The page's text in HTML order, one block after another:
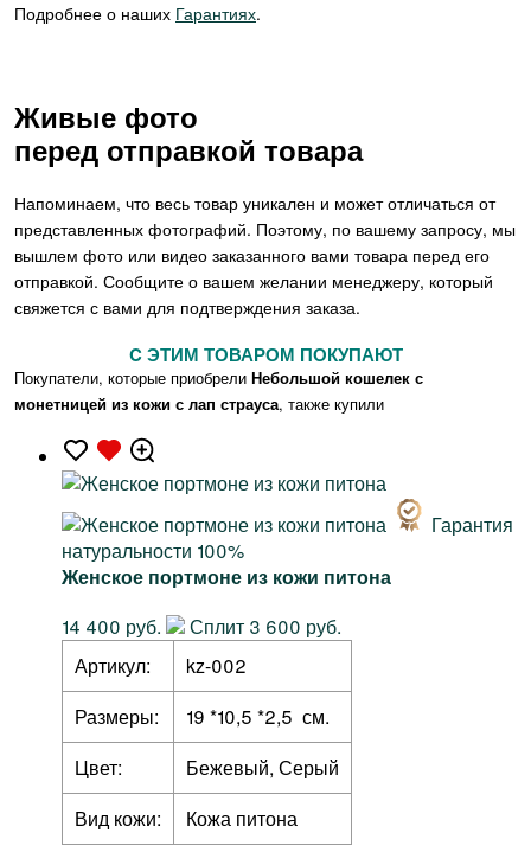
Подробнее о наших Гарантиях.
Живые фото
перед отправкой товара
Напоминаем, что весь товар уникален и может отличаться от
представленных фотографий. Поэтому, по вашему запросу, мы
вышлем фото или видео заказанного вами товара перед его
отправкой. Сообщите о вашем желании менеджеру, который
свяжется с вами для подтверждения заказа.
C ЭТИМ ТОВАРОМ ПОКУПАЮТ
Покупатели, которые приобрели Небольшой кошелек с
монетницей из кожи с лап страуса, также купили
Гарантия
натуральности 100%
Женское портмоне из кожи питона
14 400 руб.
Сплит 3 600 руб.
Артикул:
kz-002
Размеры:
19 *10,5 *2,5 см.
Цвет:
Бежевый, Серый
Вид кожи:
Кожа питона